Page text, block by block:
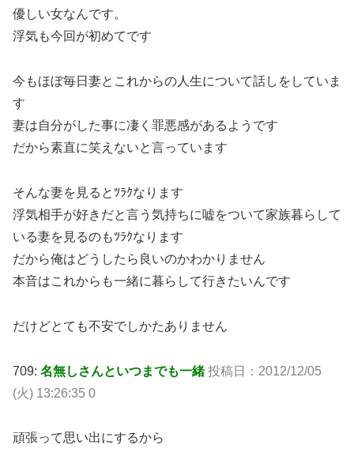
優しい女なんです。
浮気も今回が初めてです
今もほぼ毎日妻とこれからの人生について話しをしていま
す
妻は自分がした事に凄く罪悪感があるようです
だから素直に笑えないと言っています
そんな妻を見るとﾂﾗｸなります
浮気相手が好きだと言う気持ちに嘘をついて家族暮らして
いる妻を見るのもﾂﾗｸなります
だから俺はどうしたら良いのかわかりません
本音はこれからも一緒に暮らして行きたいんです
だけどとても不安でしかたありません
709: 名無しさんといつまでも一緒投稿日：2012/12/05
(火) 13:26:35 0
頑張って思い出にするから